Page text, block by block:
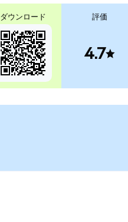
ダウンロード 評価
4.7